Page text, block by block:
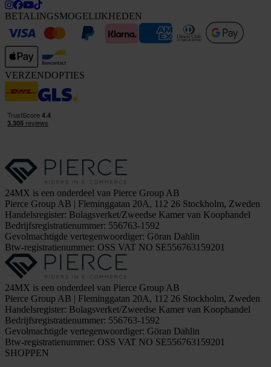
BETALINGSMOGELIJKHEDEN
VERZENDOPTIES
24MX is een onderdeel van Pierce Group AB
Pierce Group AB | Fleminggatan 20A, 112 26 Stockholm, Zweden
Handelsregister: Bolagsverket/Zweedse Kamer van Koophandel
Bedrijfsregistratienummer: 556763-1592
Gevolmachtigde vertegenwoordiger: Göran Dahlin
Btw-registratienummer: OSS VAT NO SE556763159201
24MX is een onderdeel van Pierce Group AB
Pierce Group AB | Fleminggatan 20A, 112 26 Stockholm, Zweden
Handelsregister: Bolagsverket/Zweedse Kamer van Koophandel
Bedrijfsregistratienummer: 556763-1592
Gevolmachtigde vertegenwoordiger: Göran Dahlin
Btw-registratienummer: OSS VAT NO SE556763159201
SHOPPEN